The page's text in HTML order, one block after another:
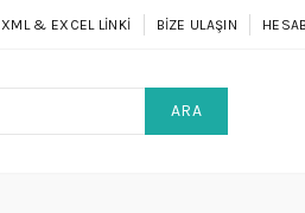
XML & EXCEL LINKI BIZE ULAŞIN
ARA